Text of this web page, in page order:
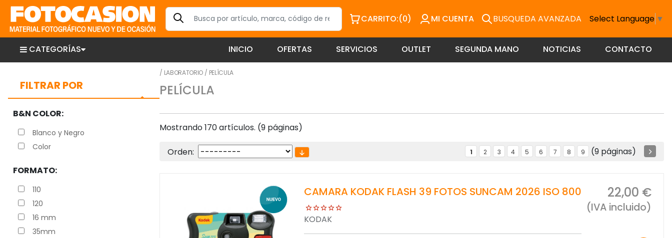
CARRITO:(0) MI CUENTA BUSQUEDA AVANZADA Select Language ▼
CATEGORÍAS INICIO OFERTAS SERVICIOS OUTLET SEGUNDA MANO NOTICIAS CONTACTO
FILTRAR POR
B&N COLOR:
Blanco y Negro
Color
FORMATO:
110
120
16 mm
35mm
/ LABORATORIO/ PELÍCULA
PELÍCULA
Mostrando 170 artículos. (9 páginas)
Orden: 1 2 3 4 5 6 7 8 9 (9 páginas)
CAMARA KODAK FLASH 39 FOTOS SUNCAM 2026 ISO 800
KODAK
22,00 €
(IVA incluido)